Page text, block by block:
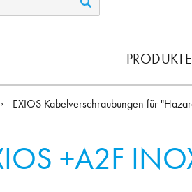
PRODUKTE
EXIOS Kabelverschraubungen für
+A2F